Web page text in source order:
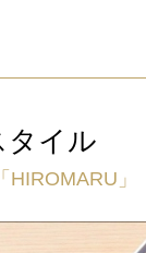
タイル
」